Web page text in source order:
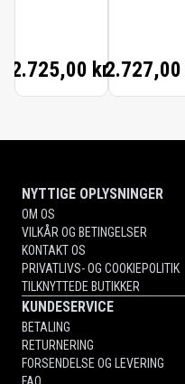
2.725,00 kr.2.727,00
NYTTIGE OPLYSNINGER
OM OS
VILKÅR OG BETINGELSER
KONTAKT OS
PRIVATLIVS- OG COOKIEPOLITIK
TILKNYTTEDE BUTIKKER
KUNDESERVICE
BETALING
RETURNERING
FORSENDELSE OG LEVERING